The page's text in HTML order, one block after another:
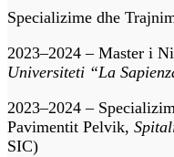
Specializime dhe
2023–2024 – Master i
Universiteti “La
2023–2024 –
Pavimentit Pelvik,
SIC)